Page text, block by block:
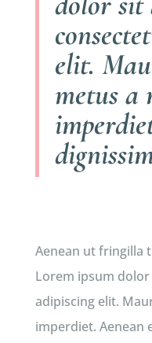
elit.
metus a
Aenean ut fringilla
Lorem ipsum
adipiscing elit.
imperdiet. Aenean